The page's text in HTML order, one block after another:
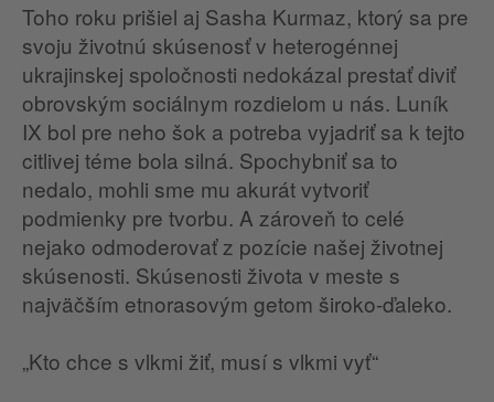
Toho roku prišiel aj Sasha Kurmaz, ktorý sa pre
svoju životnú skúsenosť v heterogénnej
ukrajinskej spoločnosti nedokázal prestať diviť
obrovským sociálnym rozdielom u nás. Luník
IX bol pre neho šok a potreba vyjadriť sa k tejto
citlivej téme bola silná. Spochybniť sa to
nedalo, mohli sme mu akurát vytvoriť
podmienky pre tvorbu. A zároveň to celé
nejako odmoderovať z pozície našej životnej
skúsenosti. Skúsenosti života v meste s
najväčším etnorasovým getom široko-ďaleko.
„Kto chce s vlkmi žiť, musí s vlkmi vyť“